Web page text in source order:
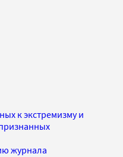
к экстремизму и
журнала